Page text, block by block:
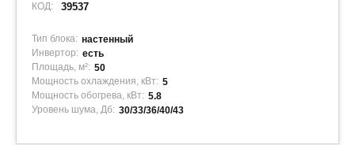
КОД: 39537
Тип блока: настенный
Инвертор: есть
Площадь, м²: 50
Мощность охлаждения, кВт: 5
Мощность обогрева, кВт: 5.8
Уровень шума, Дб: 30/33/36/40/43